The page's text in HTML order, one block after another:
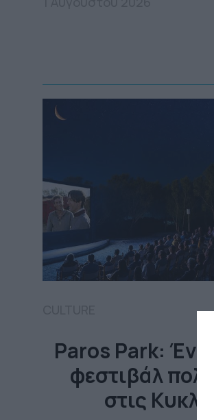
Paros Park: Ένα
φεστιβάλ
στις